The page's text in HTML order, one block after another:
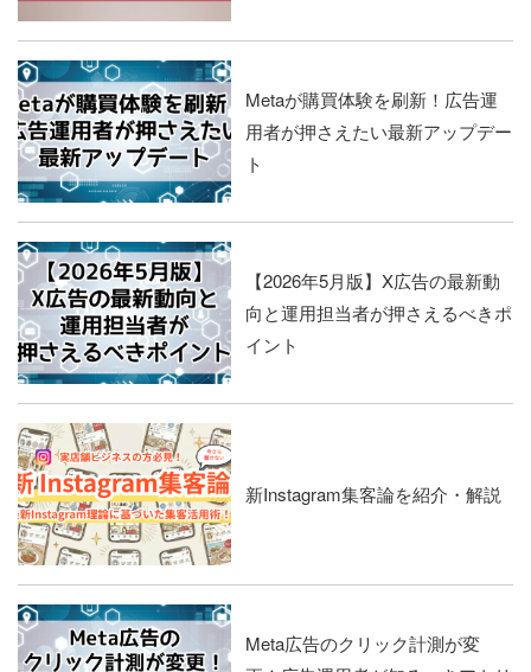
Metaが購買体験を刷新！広告運
用者が押さえたい最新アップデー
ト
【2026年5月版】X広告の最新動
向と運用担当者が押さえるべきポ
イント
新Instagram集客論を紹介・解説
Meta広告のクリック計測が変